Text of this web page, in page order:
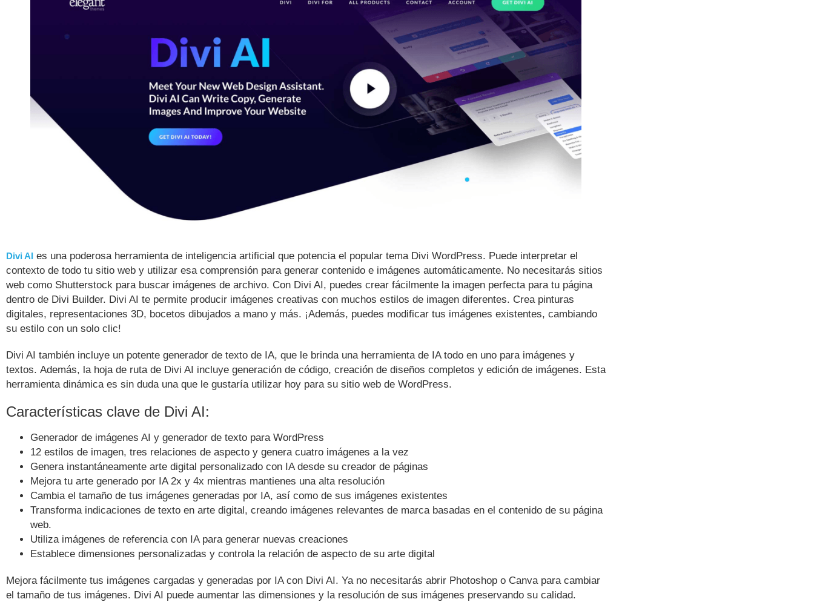
Divi AI es una poderosa herramienta de inteligencia artificial que potencia el popular tema Divi WordPress. Puede interpretar el
contexto de todo tu sitio web y utilizar esa comprensión para generar contenido e imágenes automáticamente. No necesitarás sitios
web como Shutterstock para buscar imágenes de archivo. Con Divi AI, puedes crear fácilmente la imagen perfecta para tu página
dentro de Divi Builder. Divi AI te permite producir imágenes creativas con muchos estilos de imagen diferentes. Crea pinturas
digitales, representaciones 3D, bocetos dibujados a mano y más. ¡Además, puedes modificar tus imágenes existentes, cambiando
su estilo con un solo clic!
Divi AI también incluye un potente generador de texto de IA, que le brinda una herramienta de IA todo en uno para imágenes y
textos. Además, la hoja de ruta de Divi AI incluye generación de código, creación de diseños completos y edición de imágenes. Esta
herramienta dinámica es sin duda una que le gustaría utilizar hoy para su sitio web de WordPress.
Características clave de Divi AI:
Generador de imágenes AI y generador de texto para WordPress
12 estilos de imagen, tres relaciones de aspecto y genera cuatro imágenes a la vez
Genera instantáneamente arte digital personalizado con IA desde su creador de páginas
Mejora tu arte generado por IA 2x y 4x mientras mantienes una alta resolución
Cambia el tamaño de tus imágenes generadas por IA, así como de sus imágenes existentes
Transforma indicaciones de texto en arte digital, creando imágenes relevantes de marca basadas en el contenido de su página
web.
Utiliza imágenes de referencia con IA para generar nuevas creaciones
Establece dimensiones personalizadas y controla la relación de aspecto de su arte digital
Mejora fácilmente tus imágenes cargadas y generadas por IA con Divi AI. Ya no necesitarás abrir Photoshop o Canva para cambiar
el tamaño de tus imágenes. Divi AI puede aumentar las dimensiones y la resolución de sus imágenes preservando su calidad.